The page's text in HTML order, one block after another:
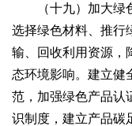
（十九）加大绿色
选择绿色材料、推行
输、回收利用资源，
态环境影响。建立健
范，加强绿色产品认
识制度，建立产品碳